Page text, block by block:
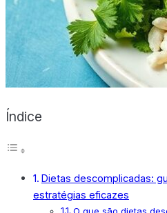
Índice
Dietas descomplicadas:
estratégias eficazes
O que são dietas